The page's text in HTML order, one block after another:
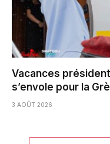
Vacances
s’envole pour la
3 AOÛT 2026